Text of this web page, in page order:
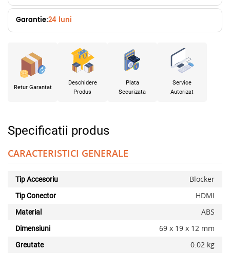
Garantie:24 luni
Retur Garantat
Deschidere
Produs
Plata
Securizata
Service
Autorizat
Specificatii produs
CARACTERISTICI GENERALE
Tip Accesoriu Blocker
Tip Conector HDMI
Material ABS
Dimensiuni 69 x 19 x 12 mm
Greutate 0.02 kg